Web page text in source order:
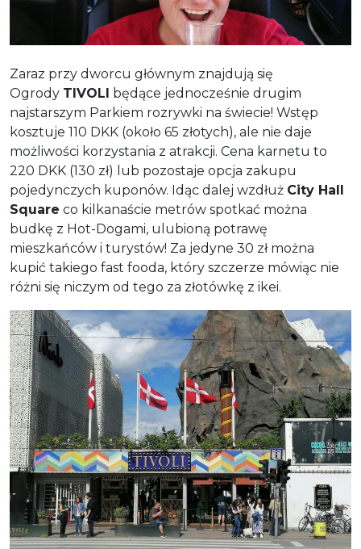
Zaraz przy dworcu głównym znajdują się
Ogrody TIVOLI będące jednocześnie drugim
najstarszym Parkiem rozrywki na świecie! Wstęp
kosztuje 110 DKK (około 65 złotych), ale nie daje
możliwości korzystania z atrakcji. Cena karnetu to
220 DKK (130 zł) lub pozostaje opcja zakupu
pojedynczych kuponów. Idąc dalej wzdłuż City Hall
Square co kilkanaście metrów spotkać można
budkę z Hot-Dogami, ulubioną potrawę
mieszkańców i turystów! Za jedyne 30 zł można
kupić takiego fast fooda, który szczerze mówiąc nie
różni się niczym od tego za złotówkę z ikei.